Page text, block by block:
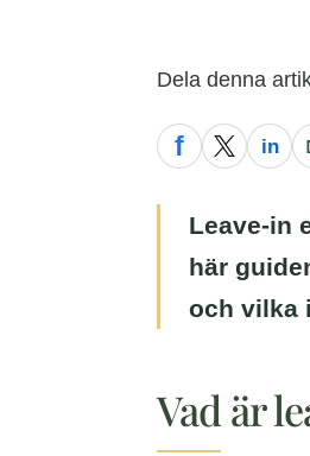
Dela denna
fFacebook
X in
Leave-in
här
och vilka
Vad är